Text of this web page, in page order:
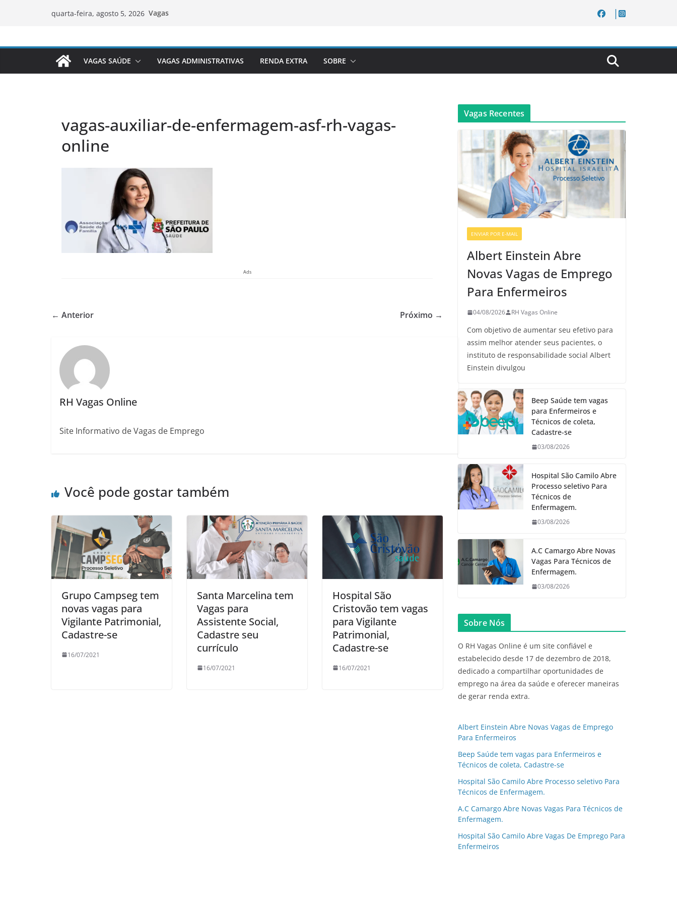
conteúdo
quarta-feira, agosto 5, 2026 Vagas
VAGAS SAÚDE VAGAS ADMINISTRATIVAS RENDA EXTRA SOBRE
vagas-auxiliar-de-enfermagem-asf-rh-vagas-
online
Ads
← Anterior Próximo →
RH Vagas Online
Site Informativo de Vagas de Emprego
Você pode gostar também
Grupo Campseg tem
novas vagas para
Vigilante Patrimonial,
Cadastre-se
16/07/2021
Santa Marcelina tem
Vagas para
Assistente Social,
Cadastre seu
currículo
16/07/2021
Hospital São
Cristovão tem vagas
para Vigilante
Patrimonial,
Cadastre-se
16/07/2021
Vagas Recentes
ENVIAR POR E-MAIL
Albert Einstein Abre
Novas Vagas de Emprego
Para Enfermeiros
04/08/2026 RH Vagas Online
Com objetivo de aumentar seu efetivo para
assim melhor atender seus pacientes, o
instituto de responsabilidade social Albert
Einstein divulgou
Beep Saúde tem vagas
para Enfermeiros e
Técnicos de coleta,
Cadastre-se
03/08/2026
Hospital São Camilo Abre
Processo seletivo Para
Técnicos de
Enfermagem.
03/08/2026
A.C Camargo Abre Novas
Vagas Para Técnicos de
Enfermagem.
03/08/2026
Sobre Nós
O RH Vagas Online é um site confiável e
estabelecido desde 17 de dezembro de 2018,
dedicado a compartilhar oportunidades de
emprego na área da saúde e oferecer maneiras
de gerar renda extra.
Albert Einstein Abre Novas Vagas de Emprego
Para Enfermeiros
Beep Saúde tem vagas para Enfermeiros e
Técnicos de coleta, Cadastre-se
Hospital São Camilo Abre Processo seletivo Para
Técnicos de Enfermagem.
A.C Camargo Abre Novas Vagas Para Técnicos de
Enfermagem.
Hospital São Camilo Abre Vagas De Emprego Para
Enfermeiros